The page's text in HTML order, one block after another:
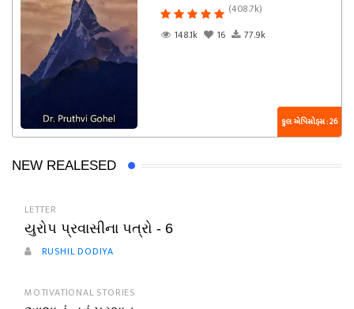
(408.7k)
148.1k
16 77.9k
કુલ એપિસોડ્સ : 26
NEW REALESED
LETTER
યુરોપ પ્રવાસીના પત્રો - 6
RUSHIL DODIYA
MOTIVATIONAL STORIES